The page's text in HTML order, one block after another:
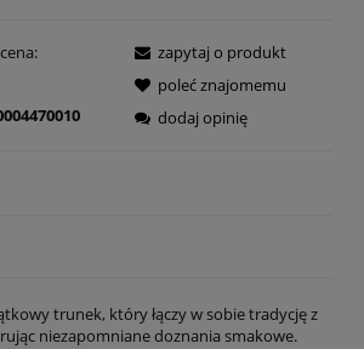
zapytaj o produkt
poleć znajomemu
dodaj opinię
trunek, który łączy w sobie tradycję z
niezapomniane doznania smakowe.